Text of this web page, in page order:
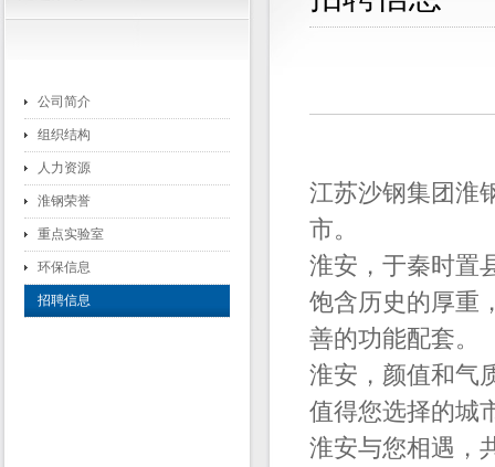
公司简介
组织结构
人力资源
淮钢荣誉
重点实验室
环保信息
招聘信息
江苏沙钢集团淮
市。
淮安，于秦时置
饱含历史的厚重
善的功能配套。
淮安，颜值和气
值得您选择的城
淮安与您相遇，